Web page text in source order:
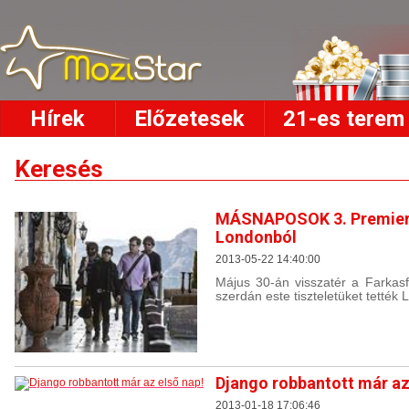
Hírek Előzetesek 21-es terem
Keresés
MÁSNAPOSOK 3.
Londonból
2013-05-22 14:40:00
Május 30-án visszatér a
szerdán este tiszteletüket tették
Django robbantott már
2013-01-18 17:06:46